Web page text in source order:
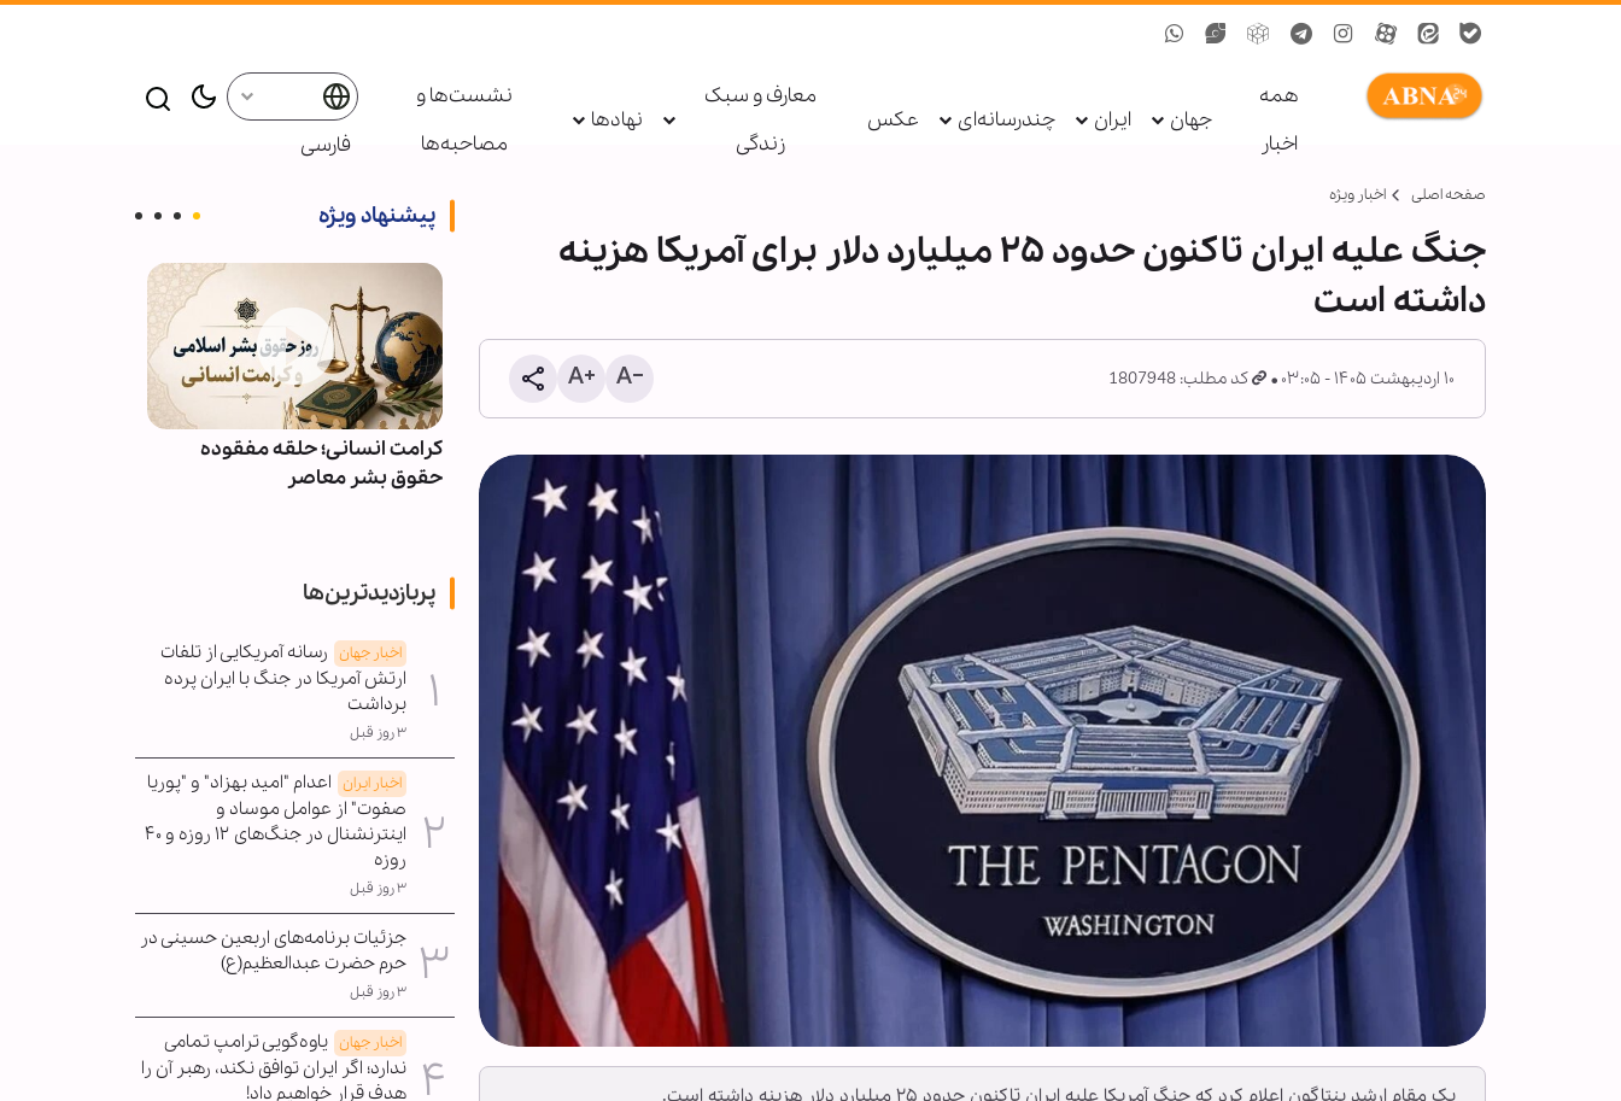
همه
اخبار
جهان ایران چندرسانه‌ای عکس
معارف و سبک
زندگی
نهادها
نشست‌ها و
مصاحبه‌ها
فارسی
صفحه اصلی اخبار ویژه
جنگ علیه ایران تاکنون حدود ۲۵ میلیارد دلار برای آمریکا هزینه
داشته است
۱۰ اردیبهشت ۱۴۰۵ - ۰۳:۰۵ کد مطلب: 1807948
پیشنهاد ویژه
اطعام روزانه ۱۰ هزار زائر در موکب
حرم بانوی کرامت در ایام اربعین
کرامت انسانی؛ حلقه مفقوده
حقوق بشر معاصر
پربازدیدترین‌ها
اخبار جهان رسانه آمریکایی از تلفات
ارتش آمریکا در جنگ با ایران پرده
برداشت
۳ روز قبل
اخبار ایران اعدام "امید بهزاد" و "پوریا
صفوت" از عوامل موساد و
اینترنشنال در جنگ‌های ۱۲ روزه و ۴۰
روزه
۳ روز قبل
جزئیات برنامه‌های اربعین حسینی در
حرم حضرت عبدالعظیم(ع)
۳ روز قبل
اخبار جهان یاوه‌گویی ترامپ تمامی
ندارد؛ اگر ایران توافق نکند، رهبر آن را
هدف قرار خواهیم داد!